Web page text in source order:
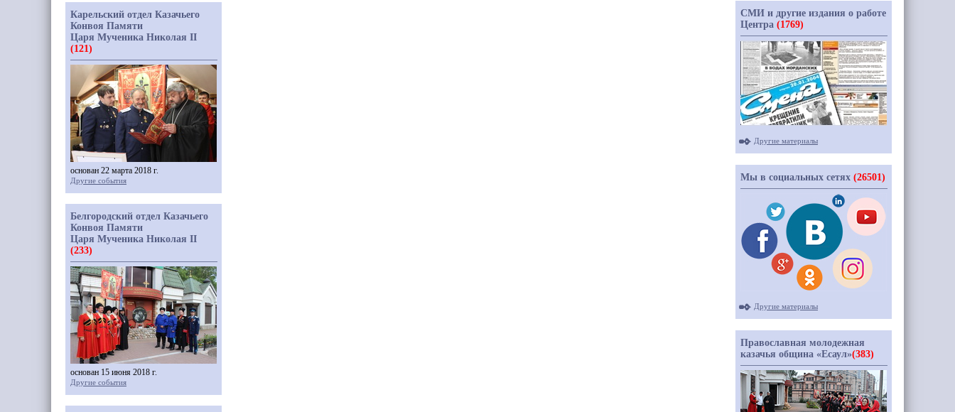
Карельский отдел Казачьего
Конвоя Памяти
Царя Мученика Николая II
(121)
основан 22 марта 2018 г.
Другие события
Белгородский отдел Казачьего
Конвоя Памяти
Царя Мученика Николая II
(233)
основан 15 июня 2018 г.
Другие события
СМИ и другие издания о работе
Центра (1769)
Другие материалы
Мы в социальных сетях (26501)
Другие материалы
Православная молодежная
казачья община «Есаул»(383)